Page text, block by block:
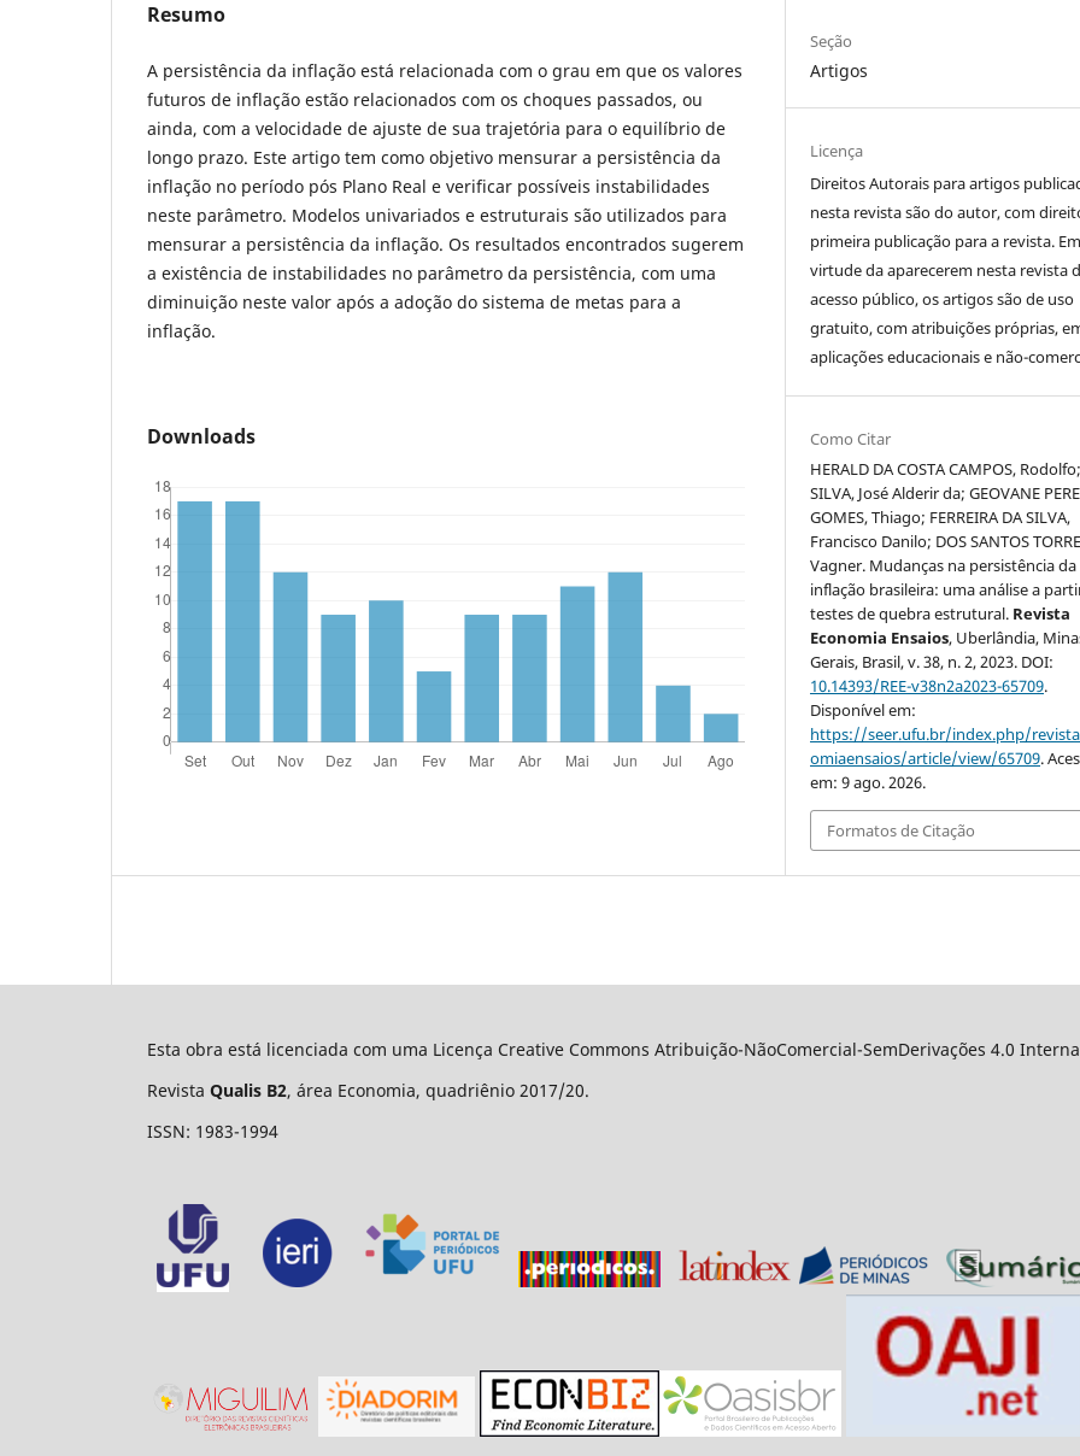
Resumo
A persistência da inflação está relacionada com o grau em que os valores
futuros de inflação estão relacionados com os choques passados, ou
ainda, com a velocidade de ajuste de sua trajetória para o equilíbrio de
longo prazo. Este artigo tem como objetivo mensurar a persistência da
inflação no período pós Plano Real e verificar possíveis instabilidades
neste parâmetro. Modelos univariados e estruturais são utilizados para
mensurar a persistência da inflação. Os resultados encontrados sugerem
a existência de instabilidades no parâmetro da persistência, com uma
diminuição neste valor após a adoção do sistema de metas para a
inflação.
Downloads
Seção
Artigos
Licença
Direitos Autorais para artigos
nesta revista são do autor, com
primeira publicação para a revista. Em
virtude da aparecerem nesta revista
acesso público, os artigos são de uso
gratuito, com atribuições próprias,
aplicações educacionais e não-
Como Citar
HERALD DA COSTA CAMPOS, Rodolfo;
SILVA, José Alderir da; GEOVANE
GOMES, Thiago; FERREIRA DA SILVA,
Francisco Danilo; DOS SANTOS
Vagner. Mudanças na persistência da
inflação brasileira: uma análise a
testes de quebra estrutural. Revista
Economia Ensaios, Uberlândia,
Gerais, Brasil, v. 38, n. 2, 2023. DOI:
10.14393/REE-v38n2a2023-65709.
Disponível em:
https://seer.ufu.br/index.php/
omiaensaios/article/view/65709.
em: 9 ago. 2026.
Formatos de Citação
Esta obra está licenciada com uma Licença Creative Commons Atribuição-NãoComercial-SemDerivações 4.0
Revista Qualis B2, área Economia, quadriênio 2017/20.
ISSN: 1983-1994